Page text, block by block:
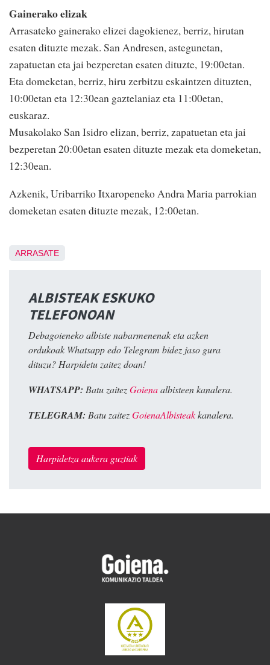
Gainerako elizak
Arrasateko gainerako elizei dagokienez, berriz, hirutan
esaten dituzte mezak. San Andresen, astegunetan,
zapatuetan eta jai bezperetan esaten dituzte, 19:00etan.
Eta domeketan, berriz, hiru zerbitzu eskaintzen dituzten,
10:00etan eta 12:30ean gaztelaniaz eta 11:00etan,
euskaraz.
Musakolako San Isidro elizan, berriz, zapatuetan eta jai
bezperetan 20:00etan esaten dituzte mezak eta domeketan,
12:30ean.
Azkenik, Uribarriko Itxaropeneko Andra Maria parrokian
domeketan esaten dituzte mezak, 12:00etan.
ARRASATE
ALBISTEAK ESKUKO
TELEFONOAN
Debagoieneko albiste nabarmenenak eta azken
ordukoak Whatsapp edo Telegram bidez jaso gura
dituzu? Harpidetu zaitez doan!
WHATSAPP: Batu zaitezGoienaalbisteen kanalera.
TELEGRAM: Batu zaitezGoienaAlbisteakkanalera.
Harpidetza aukera guztiak